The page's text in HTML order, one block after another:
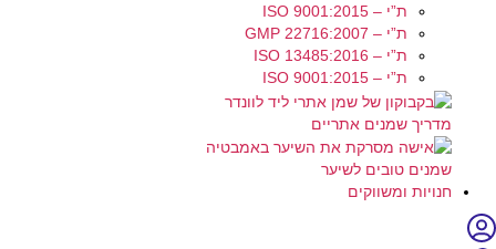
ת”י – ISO 9001:2015
ת”י – GMP 22716:2007
ת”י – ISO 13485:2016
ת”י – ISO 9001:2015
מדריך שמנים אתריים
שמנים טובים לשיער
חנויות ומשווקים